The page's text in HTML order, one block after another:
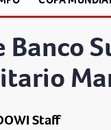
Banco
Staff